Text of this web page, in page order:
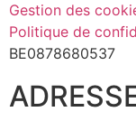
Gestion des
Politique de
BE0878680537